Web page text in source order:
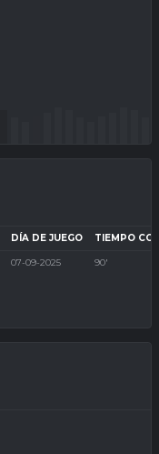
DÍA DE JUEGO TIEMPO
07-09-2025 90'